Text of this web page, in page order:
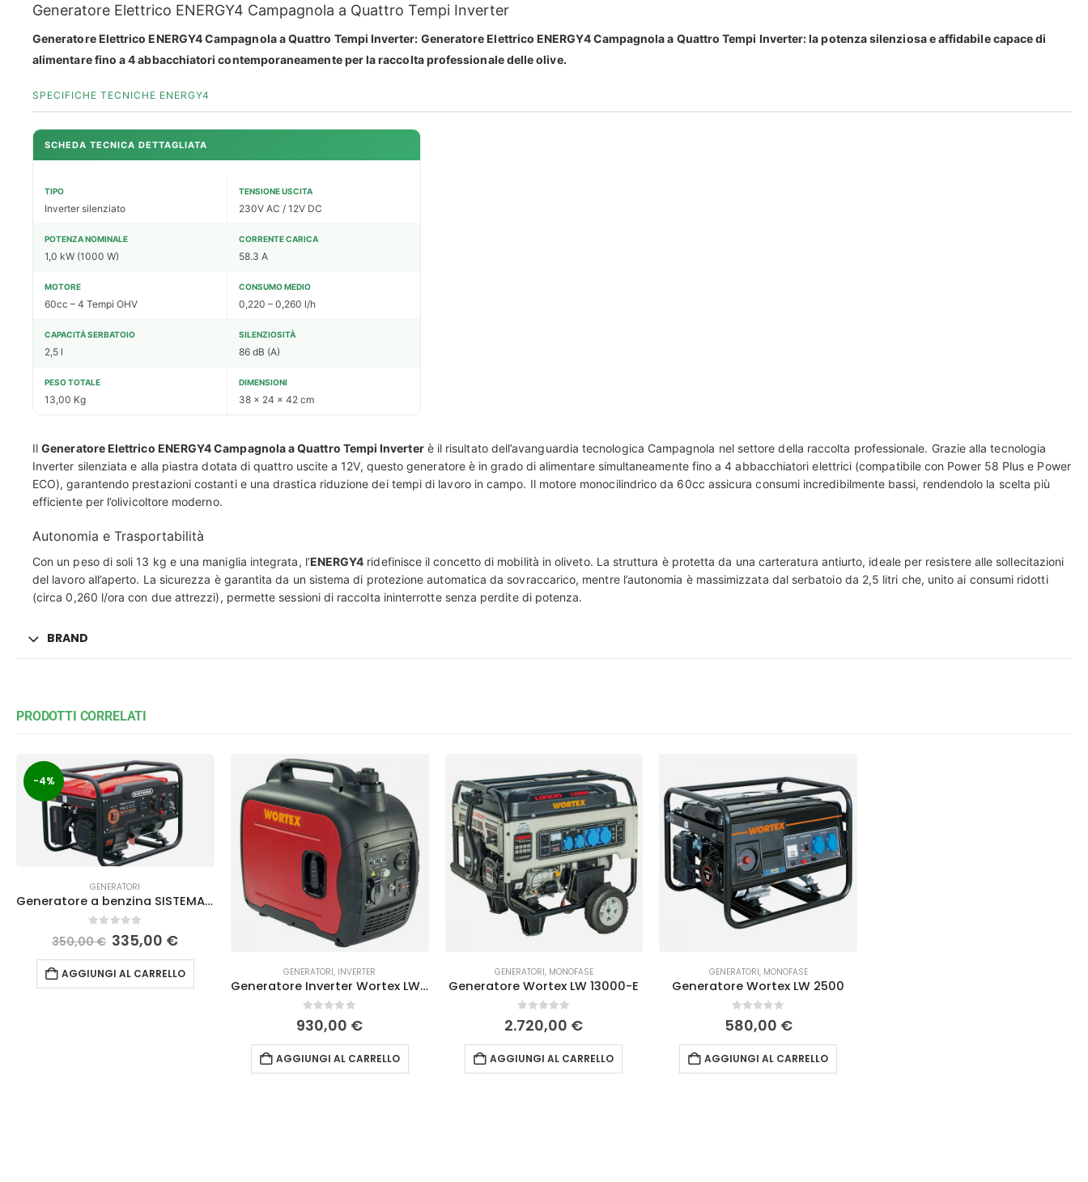
Generatore Elettrico ENERGY4 Campagnola a Quattro Tempi Inverter
Generatore Elettrico ENERGY4 Campagnola a Quattro Tempi Inverter: Generatore Elettrico ENERGY4 Campagnola a Quattro Tempi Inverter: la potenza silenziosa e affidabile capace di
alimentare fino a 4 abbacchiatori contemporaneamente per la raccolta professionale delle olive.
SPECIFICHE TECNICHE ENERGY4
SCHEDA TECNICA DETTAGLIATA
TIPO
Inverter silenziato
POTENZA NOMINALE
1,0 kW (1000 W)
MOTORE
60cc – 4 Tempi OHV
CAPACITÀ SERBATOIO
2,5 l
PESO TOTALE
13,00 Kg
TENSIONE USCITA
230V AC / 12V DC
CORRENTE CARICA
58.3 A
CONSUMO MEDIO
0,220 – 0,260 l/h
SILENZIOSITÀ
86 dB (A)
DIMENSIONI
38 x 24 x 42 cm
IlGeneratore Elettrico ENERGY4 Campagnola a Quattro Tempi Inverterè il risultato dell’avanguardia tecnologica Campagnola nel settore della raccolta professionale. Grazie alla tecnologia
Inverter silenziata e alla piastra dotata di quattro uscite a 12V, questo generatore è in grado di alimentare simultaneamente fino a 4 abbacchiatori elettrici (compatibile con Power 58 Plus e Power
ECO), garantendo prestazioni costanti e una drastica riduzione dei tempi di lavoro in campo. Il motore monocilindrico da 60cc assicura consumi incredibilmente bassi, rendendolo la scelta più
efficiente per l’olivicoltore moderno.
Autonomia e Trasportabilità
Con un peso di soli 13 kg e una maniglia integrata, l’ENERGY4 ridefinisce il concetto di mobilità in oliveto. La struttura è protetta da una carteratura antiurto, ideale per resistere alle sollecitazioni
del lavoro all’aperto. La sicurezza è garantita da un sistema di protezione automatica da sovraccarico, mentre l’autonomia è massimizzata dal serbatoio da 2,5 litri che, unito ai consumi ridotti
(circa 0,260 l/ora con due attrezzi), permette sessioni di raccolta ininterrotte senza perdite di potenza.
BRAND
PRODOTTI CORRELATI
-4%
GENERATORI
Generatore a benzina SISTEMA KM4000-A
Su 5
350,00€ 335,00 €
AGGIUNGI AL CARRELLO GENERATORI, INVERTER
Generatore Inverter Wortex LW 2000 IP
0Su 5
930,00 €
AGGIUNGI AL CARRELLO
GENERATORI, MONOFASE
Generatore Wortex LW 13000-E
0 Su 5
2.720,00 €
AGGIUNGI AL CARRELLO
GENERATORI, MONOFASE
Generatore Wortex LW 2500
0Su 5
580,00 €
AGGIUNGI AL CARRELLO